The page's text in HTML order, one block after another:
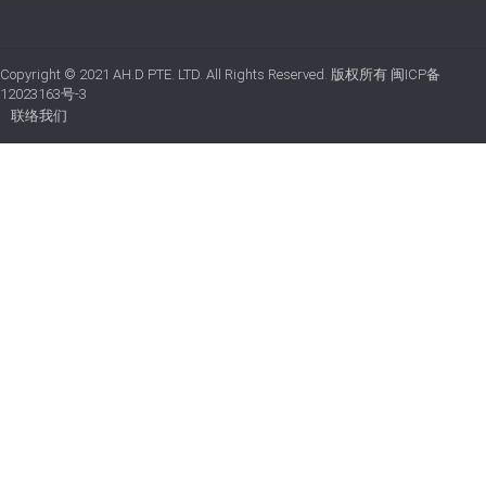
Copyright © 2021 AH.D PTE. LTD. All Rights Reserved. 版权所有 闽ICP备
12023163号-3
联络我们